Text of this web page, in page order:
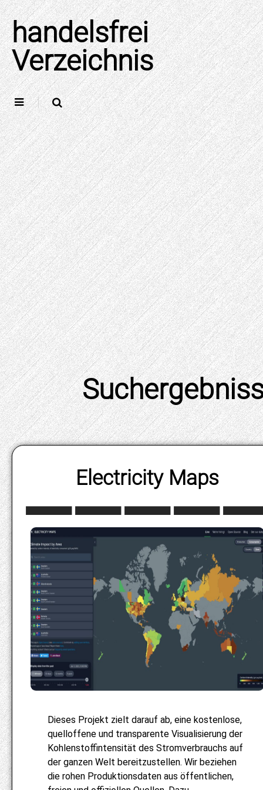
Skip
to
content
handelsfrei
Verzeichnis
Electricity Maps
Dieses Projekt zielt darauf ab, eine kostenlose,
quelloffene und transparente Visualisierung der
Kohlenstoffintensität des Stromverbrauchs auf
der ganzen Welt bereitzustellen. Wir beziehen
die rohen Produktionsdaten aus öffentlichen,